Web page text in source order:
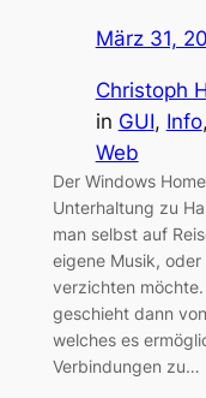
März 31,
Christoph
in GUI, Info,
Web
Der Windows
Unterhaltung zu
man selbst auf
eigene Musik,
verzichten
geschieht dann
welches es
Verbindungen zu…